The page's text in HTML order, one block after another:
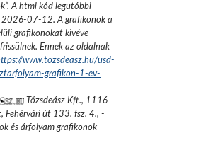
”.A html kód legutóbbi
2026-07-12. A grafikonok a
grafikonokat kivéve
Ennek az oldalnak
www.tozsdeasz.hu/usd-
grafikon-1-ev-
Tőzsdeász Kft., 1116
Fehérvári út 133. fsz. 4., -
és árfolyam grafikonok